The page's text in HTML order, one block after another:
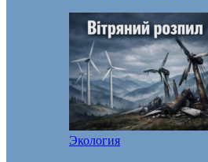
Экология